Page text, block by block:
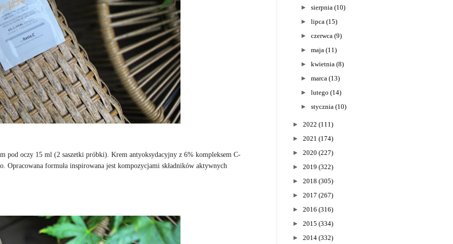
oczy 15 ml (2 saszetki próbki). Krem antyoksydacyjny z 6% kompleksem C-
formuła inspirowana jest kompozycjami składników aktywnych
► sierpnia (10)
► lipca (15)
► czerwca (9)
► maja (11)
► kwietnia (8)
► marca (13)
► lutego (14)
► stycznia (10)
► 2022 (111)
► 2021 (174)
► 2020 (227)
► 2019 (322)
► 2018 (305)
► 2017 (267)
► 2016 (316)
► 2015 (334)
► 2014 (332)